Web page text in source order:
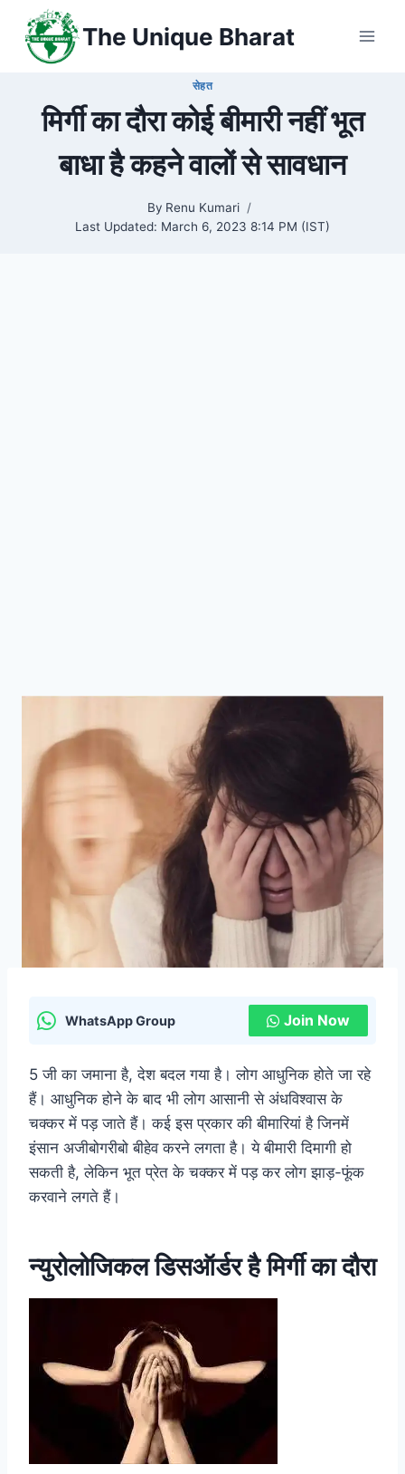
content
The Unique Bharat
सेहत
मिर्गी का दौरा कोई बीमारी नहीं भूत
बाधा है कहने वालों से सावधान
By Renu Kumari
Last Updated: March 6, 2023 8:14 PM (IST)
WhatsApp Group Join Now
5 जी का जमाना है, देश बदल गया है। लोग आधुनिक होते जा रहे
हैं। आधुनिक होने के बाद भी लोग आसानी से अंधविश्वास के
चक्कर में पड़ जाते हैं। कई इस प्रकार की बीमारियां है जिनमें
इंसान अजीबोगरीबो बीहेव करने लगता है। ये बीमारी दिमागी हो
सकती है, लेकिन भूत प्रेत के चक्कर में पड़ कर लोग झाड़-फूंक
करवाने लगते हैं।
न्युरोलोजिकल डिसऑर्डर है मिर्गी का दौरा